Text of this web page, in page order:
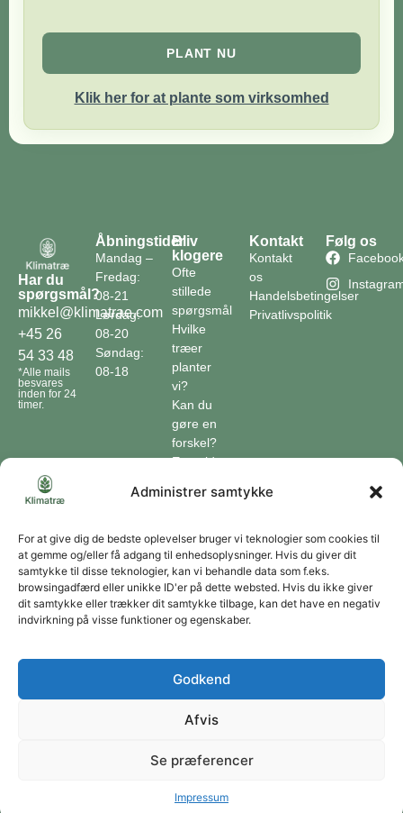
Administrer samtykke
For at give dig de bedste oplevelser bruger vi teknologier som cookies til
at gemme og/eller få adgang til enhedsoplysninger. Hvis du giver dit
samtykke til disse teknologier, kan vi behandle data som f.eks.
browsingadfærd eller unikke ID'er på dette websted. Hvis du ikke giver
dit samtykke eller trækker dit samtykke tilbage, kan det have en negativ
indvirkning på visse funktioner og egenskaber.
Godkend
Afvis
Se præferencer
Impressum
PLANT NU
Klik her for at plante som virksomhed
Har du
spørgsmål?
mikkel@klimatrae.com
+45 26
54 33 48
*Alle mails
besvares
inden for 24
timer.
Åbningstider
Mandag –
Fredag:
08-21
Lørdag:
08-20
Søndag:
08-18
Bliv
klogere
Ofte
stillede
spørgsmål
Hvilke
træer
planter
vi?
Kan du
gøre en
forskel?
En guide
Klimaordbogen
optager
træer
co2?
Kontakt
Kontakt
os
Handelsbetingelser
Privatlivspolitik
Følg os
Forbliv forbundet
Du kan til enhver tid afmelde dig ved at bruge linket i vores nyhedsbrev. Jeg accepterer
at modtage dine nyhedsbreve og accepterer databeskyttelseserklæringen.